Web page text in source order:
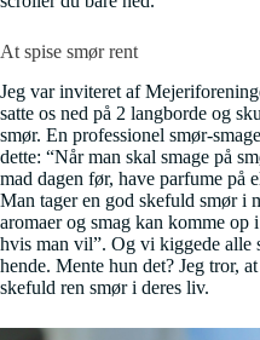
At spise smør rent
Jeg var inviteret af
satte os ned på 2 langborde og
smør. En professionel smør-
dette: “Når man skal smage på
mad dagen før, have parfume på
Man tager en god skefuld smør i
aromaer og smag kan komme
hvis man vil”. Og vi kiggede alle
hende. Mente hun det? Jeg tror,
skefuld ren smør i deres liv.